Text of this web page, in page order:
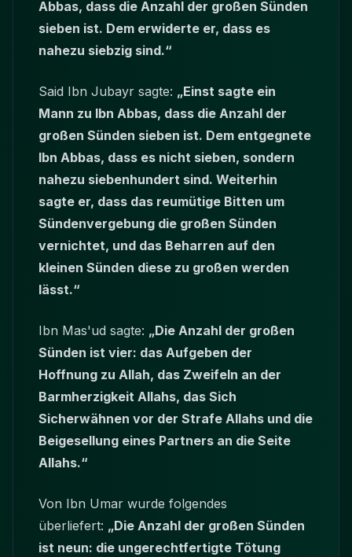
Abbas, dass die Anzahl der großen Sünden
sieben ist. Dem erwiderte er, dass es
nahezu siebzig sind.“
Said Ibn Jubayr sagte: „Einst sagte ein
Mann zu Ibn Abbas, dass die Anzahl der
großen Sünden sieben ist. Dem entgegnete
Ibn Abbas, dass es nicht sieben, sondern
nahezu siebenhundert sind. Weiterhin
sagte er, dass das reumütige Bitten um
Sündenvergebung die großen Sünden
vernichtet, und das Beharren auf den
kleinen Sünden diese zu großen werden
lässt.“
Ibn Mas'ud sagte: „Die Anzahl der großen
Sünden ist vier: das Aufgeben der
Hoffnung zu Allah, das Zweifeln an der
Barmherzigkeit Allahs, das Sich
Sicherwähnen vor der Strafe Allahs und die
Beigesellung eines Partners an die Seite
Allahs.“
Von Ibn Umar wurde folgendes
überliefert: „Die Anzahl der großen Sünden
ist neun: die ungerechtfertigte Tötung